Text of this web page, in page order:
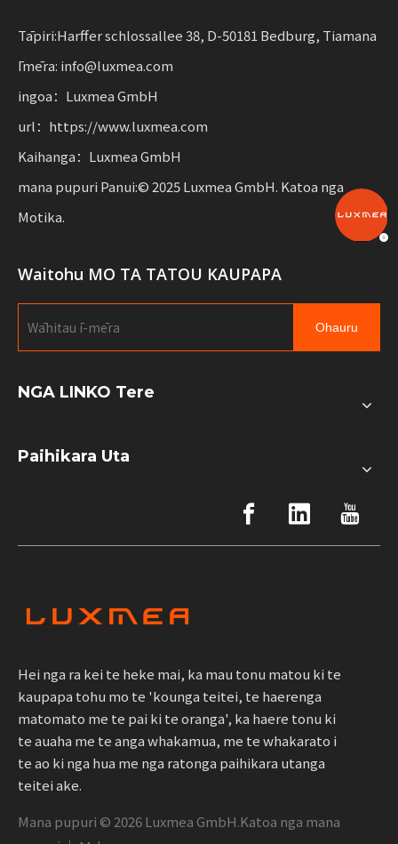
me te ngawari mo nga pakihi e whakanui ana i te
Tāpiri:Harffer schlossallee 38, D-50181 Bedburg, Tiamana
Īmēra: info@luxmea.com
ingoa：Luxmea GmbH
url：https://www.luxmea.com
Kaihanga：Luxmea GmbH
mana pupuri Panui:© 2025 Luxmea GmbH. Katoa nga
Motika.
Waitohu MO TA TATOU KAUPAPA
Ohauru
NGA LINKO Tere
Paihikara Uta
Hei nga ra kei te heke mai, ka mau tonu matou ki te
kaupapa tohu mo te 'kounga teitei, te haerenga
matomato me te pai ki te oranga', ka haere tonu ki
te auaha me te anga whakamua, me te whakarato i
te ao ki nga hua me nga ratonga paihikara utanga
teitei ake.
Mana pupuri © 2026Luxmea GmbH.Katoa nga mana